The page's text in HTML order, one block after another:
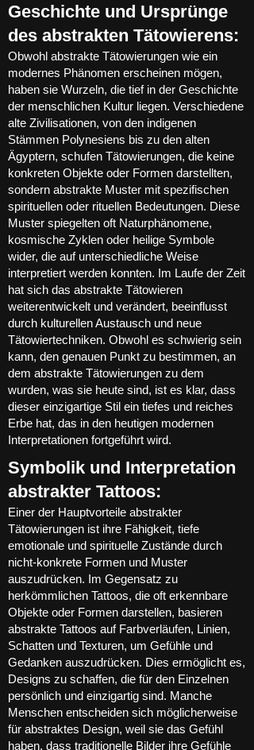
Geschichte und Ursprünge
des abstrakten Tätowierens:
Obwohl abstrakte Tätowierungen wie ein
modernes Phänomen erscheinen mögen,
haben sie Wurzeln, die tief in der Geschichte
der menschlichen Kultur liegen. Verschiedene
alte Zivilisationen, von den indigenen
Stämmen Polynesiens bis zu den alten
Ägyptern, schufen Tätowierungen, die keine
konkreten Objekte oder Formen darstellten,
sondern abstrakte Muster mit spezifischen
spirituellen oder rituellen Bedeutungen. Diese
Muster spiegelten oft Naturphänomene,
kosmische Zyklen oder heilige Symbole
wider, die auf unterschiedliche Weise
interpretiert werden konnten. Im Laufe der Zeit
hat sich das abstrakte Tätowieren
weiterentwickelt und verändert, beeinflusst
durch kulturellen Austausch und neue
Tätowiertechniken. Obwohl es schwierig sein
kann, den genauen Punkt zu bestimmen, an
dem abstrakte Tätowierungen zu dem
wurden, was sie heute sind, ist es klar, dass
dieser einzigartige Stil ein tiefes und reiches
Erbe hat, das in den heutigen modernen
Interpretationen fortgeführt wird.
Symbolik und Interpretation
abstrakter Tattoos:
Einer der Hauptvorteile abstrakter
Tätowierungen ist ihre Fähigkeit, tiefe
emotionale und spirituelle Zustände durch
nicht-konkrete Formen und Muster
auszudrücken. Im Gegensatz zu
herkömmlichen Tattoos, die oft erkennbare
Objekte oder Formen darstellen, basieren
abstrakte Tattoos auf Farbverläufen, Linien,
Schatten und Texturen, um Gefühle und
Gedanken auszudrücken. Dies ermöglicht es,
Designs zu schaffen, die für den Einzelnen
persönlich und einzigartig sind. Manche
Menschen entscheiden sich möglicherweise
für abstraktes Design, weil sie das Gefühl
haben, dass traditionelle Bilder ihre Gefühle